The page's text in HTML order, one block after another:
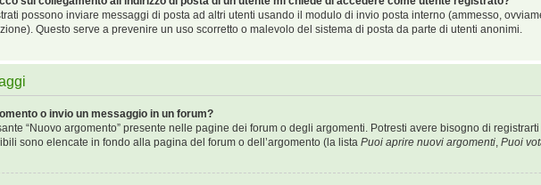
possono inviare messaggi di posta ad altri utenti usando il modulo di invio posta interno (ammesso,
Questo serve a prevenire un uso scorretto o malevolo del sistema di posta da parte di utenti anonimi.
o invio un messaggio in un forum?
“Nuovo argomento” presente nelle pagine dei forum o degli argomenti. Potresti avere bisogno di
sono elencate in fondo alla pagina del forum o dell’argomento (la lista Puoi aprire nuovi argomenti, Puoi